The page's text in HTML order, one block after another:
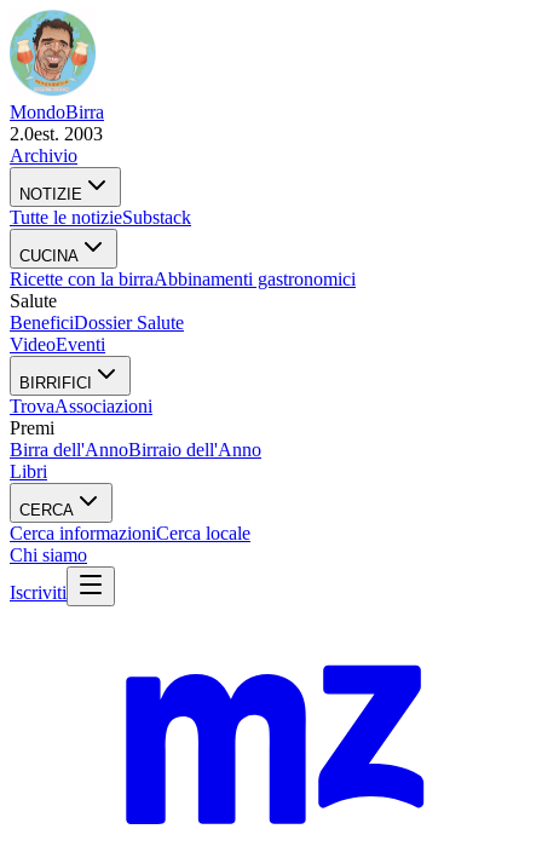
MondoBirra
2.0est. 2003
Archivio
NOTIZIE
Tutte le notizieSubstack
CUCINA
Ricette con la birraAbbinamenti gastronomici
Salute
BeneficiDossier Salute
VideoEventi
BIRRIFICI
TrovaAssociazioni
Premi
Birra dell'AnnoBirraio dell'Anno
Libri
CERCA
Cerca informazioniCerca locale
Chi siamo
Iscriviti